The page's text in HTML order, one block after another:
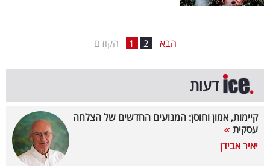
המילון
הכלכלי
פודקאסט
40
הקודם 1 2 הבא
דעות
קיימות, אמון וחוסן: המנועים החדשים של הצלחה
עסקית
יאיר אבידן